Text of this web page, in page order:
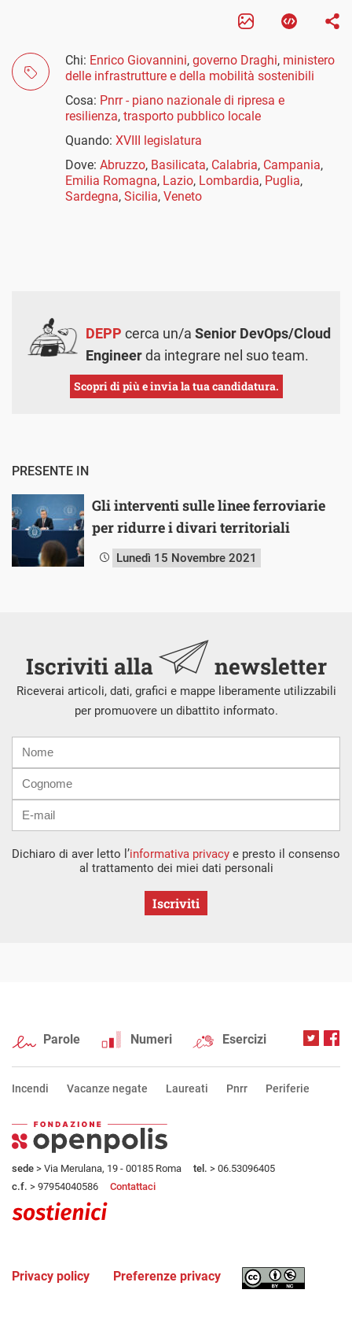
Chi: Enrico Giovannini, governo Draghi, ministero
delle infrastrutture e della mobilità sostenibili
Cosa: Pnrr - piano nazionale di ripresa e
resilienza, trasporto pubblico locale
Quando: XVIII legislatura
Dove: Abruzzo, Basilicata, Calabria, Campania,
Emilia Romagna, Lazio, Lombardia, Puglia,
Sardegna, Sicilia, Veneto
DEPP cerca un/a Senior DevOps/Cloud
Engineerda integrare nel suo team.
Scopri di più e invia la tua candidatura.
PRESENTE IN
Gli interventi sulle linee ferroviarie
per ridurre i divari territoriali
Lunedì 15 Novembre 2021
Iscriviti alla newsletter
Riceverai articoli, dati, grafici e mappe liberamente utilizzabili
per promuovere un dibattito informato.
mail
Dichiaro di aver letto l’informativa privacy e presto il consenso
al trattamento dei miei dati personali
Iscriviti
Parole Numeri Esercizi
Incendi Vacanze negate Laureati Pnrr Periferie
sede > Via Merulana, 19 - 00185 Roma tel. > 06.53096405
c.f. > 97954040586 Contattaci
Privacy policy Preferenze privacy